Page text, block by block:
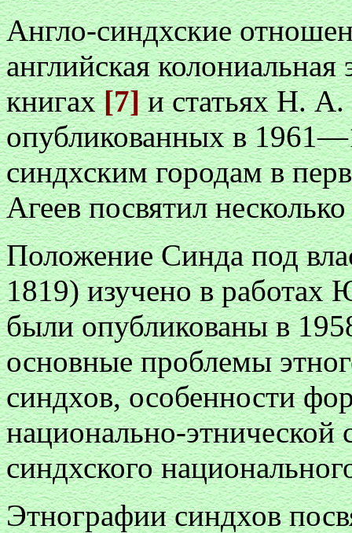
Англо-синдхские
английская
книгах[7]и статьях Н.
опубликованных в
синдхским городам в
Агеев посвятил
Положение Синда под
1819) изучено в работах
были опубликованы в
основные проблемы
синдхов, особенности
национально-
синдхского
Этнографии синдхов